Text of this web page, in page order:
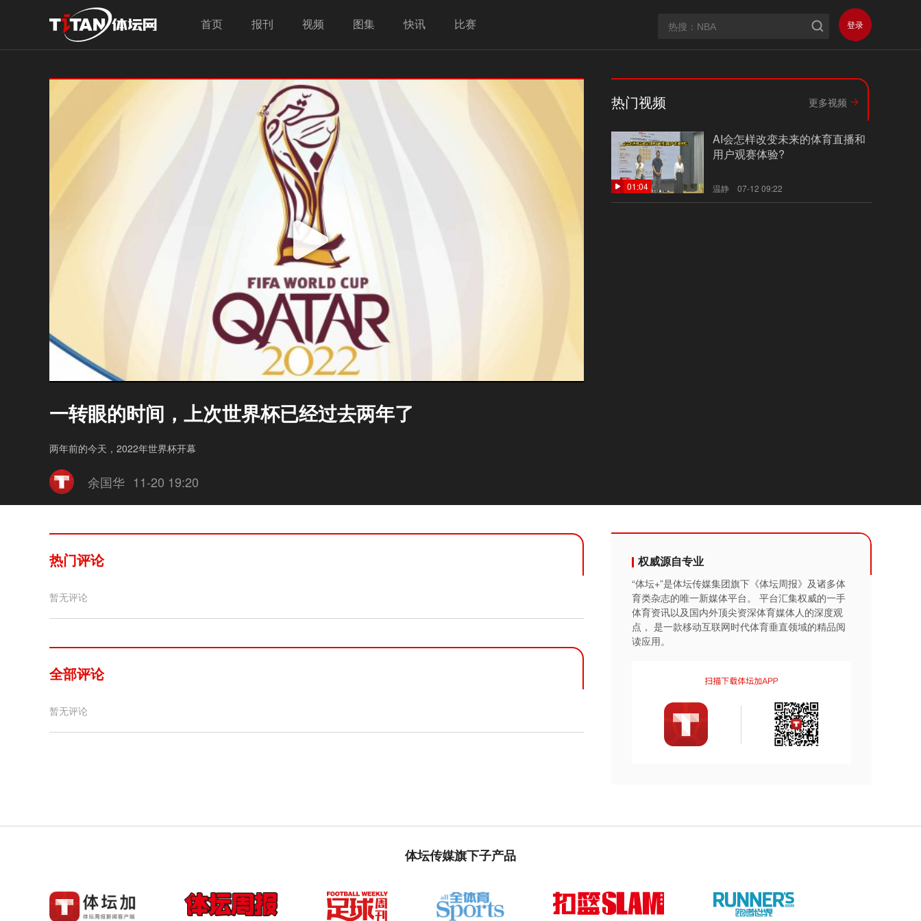
首页 报刊 视频 图集 快讯 比赛 登录
Play
Video
一转眼的时间，上次世界杯已经过去两年了
两年前的今天，2022年世界杯开幕
余国华 11-20 19:20
热门视频 更多视频
01:04
AI会怎样改变未来的体育直播和
用户观赛体验?
温静 07-12 09:22
热门评论
暂无评论
全部评论
暂无评论
权威源自专业
“体坛+”是体坛传媒集团旗下《体坛周报》及诸多体
育类杂志的唯一新媒体平台。 平台汇集权威的一手
体育资讯以及国内外顶尖资深体育媒体人的深度观
点， 是一款移动互联网时代体育垂直领域的精品阅
读应用。
体坛传媒旗下子产品